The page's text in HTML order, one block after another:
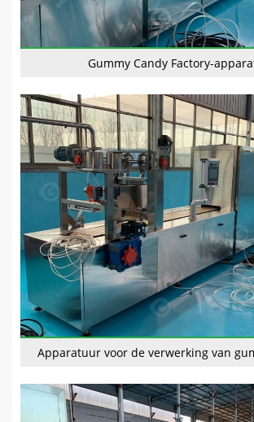
Gummy Candy Factory-
Apparatuur voor de verwerking van